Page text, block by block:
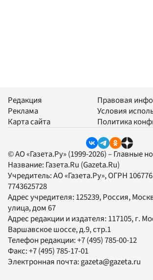
Редакция
Реклама
Карта сайта
Правовая
Условия
Политика
© АО «Газета.Ру» (1999-2026) – Главные
Название: Газета.Ru (Gazeta.Ru)
Учредитель:АО «Газета.Ру», ОГРН
7743625728
Адрес учредителя: 125239, Россия,
улица, дом 67
Адрес редакции и издателя: 117105, г.
Варшавское шоссе, д.9, стр.1
Телефон редакции:+7 (495) 785-00-12
Факс:+7 (495) 785-17-01
Электронная почта:gazeta@gazeta.ru